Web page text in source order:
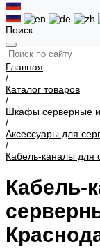
Поиск
Главная
/
Каталог товаров
/
Шкафы серверные
/
Аксессуары для
/
Кабель-каналы для
Кабель-